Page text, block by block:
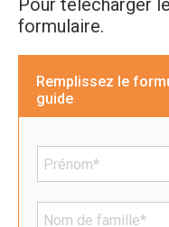
Pour télécharger
formulaire.
Remplissez le
guide